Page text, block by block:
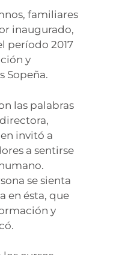
familiares
inaugurado,
período 2017
y
Sopeña.
las palabras
invitó a
a sentirse
se sienta
en ésta, que
y